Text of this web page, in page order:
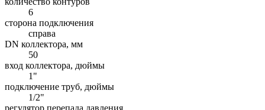
6
сторона подключения
справа
DN коллектора, мм
50
вход коллектора, дюймы
1"
подключение труб, дюймы
1/2"
регулятор перепада давления